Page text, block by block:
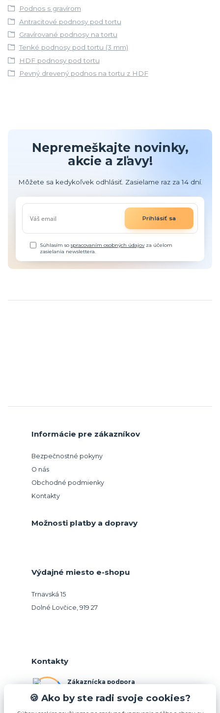
Podnos s gravírom
Antracitové podnosy pod tortu
Gravírované podnosy na tortu
Tenké podnosy pod tortu (3 mm)
HDF podnosy pod tortu
Pevný drevený podnos na tortu z HDF
Nepremeškajte novinky,
akcie a zľavy!
Môžete sa kedykoľvek odhlásiť. Zasielame raz za 14 dní.
Prihlásiť sa
Súhlasím sospracovaním osobných údajovza účelom
zasielania newslettera.
Informácie pre zákazníkov
Bezpečnostné pokyny
O nás
Obchodné podmienky
Kontakty
Možnosti platby a dopravy
Výdajné miesto e-shopu
Trnavská 15
Dolné Lovčice, 919 27
Kontakty
Zákaznícka podpora
(Po-Pia, 10-15 hod.)
🍪 Ako by ste radi svoje cookies?